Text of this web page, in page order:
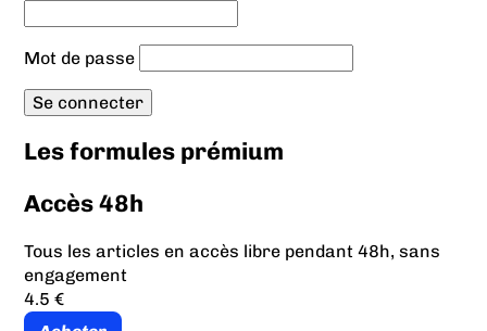
Mot de passe
Les formules prémium
Accès 48h
Tous les articles en accès libre pendant 48h, sans
engagement
4.5 €